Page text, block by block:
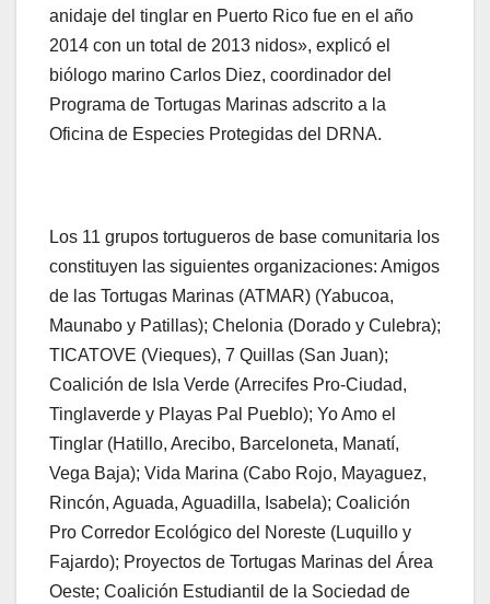
anidaje del tinglar en Puerto Rico fue en el año
2014 con un total de 2013 nidos», explicó el
biólogo marino Carlos Diez, coordinador del
Programa de Tortugas Marinas adscrito a la
Oficina de Especies Protegidas del DRNA.
Los 11 grupos tortugueros de base comunitaria los
constituyen las siguientes organizaciones: Amigos
de las Tortugas Marinas (ATMAR) (Yabucoa,
Maunabo y Patillas); Chelonia (Dorado y Culebra);
TICATOVE (Vieques), 7 Quillas (San Juan);
Coalición de Isla Verde (Arrecifes Pro-Ciudad,
Tinglaverde y Playas Pal Pueblo); Yo Amo el
Tinglar (Hatillo, Arecibo, Barceloneta, Manatí,
Vega Baja); Vida Marina (Cabo Rojo, Mayaguez,
Rincón, Aguada, Aguadilla, Isabela); Coalición
Pro Corredor Ecológico del Noreste (Luquillo y
Fajardo); Proyectos de Tortugas Marinas del Área
Oeste; Coalición Estudiantil de la Sociedad de